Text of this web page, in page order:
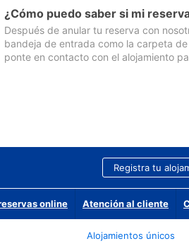
¿Cómo puedo saber si mi
Después de anular tu reserva con
bandeja de entrada como la carpeta
ponte en contacto con el alojamiento
Registra tu
online Atención al cliente
Alojamientos únicos